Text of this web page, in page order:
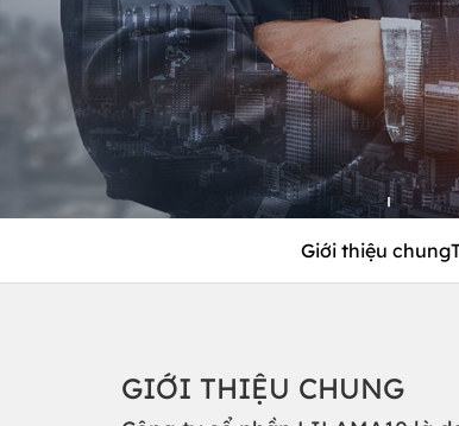
Giới thiệu chung
GIỚI THIỆU CHUNG